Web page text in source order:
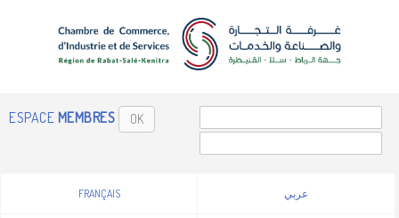
ESPACE MEMBRES OK
FRANÇAIS عربي